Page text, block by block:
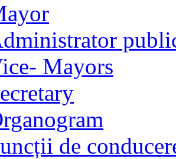
Mayors
de